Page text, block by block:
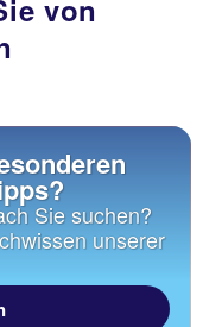
von
Sie suchen?
unserer